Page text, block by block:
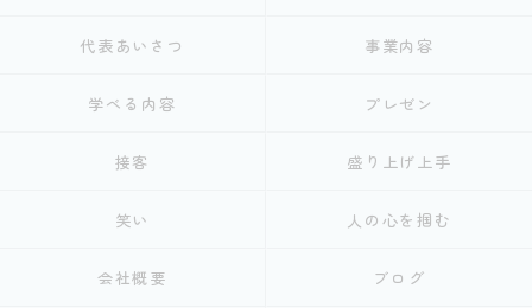
代表あいさつ 事業内容
学べる内容 プレゼン
接客 盛り上げ上手
笑い 人の心を掴む
会社概要 ブログ